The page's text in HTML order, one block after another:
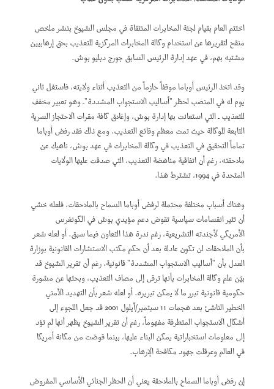
اختتم العام بقيام لجنة المخابرات المنتقاة في مجلس الشيوخ بنشر ملخص
منقح لتقريرها عن استخدام وكالة المخابرات المركزية للتعذيب بحق إرهابيين
مشتبه بهم، في عهد إدارة الرئيس السابق جورج دبليو بوش.
وقد اتخذ الرئيس أوباما موقفاً حازماً من التعذيب أثناء ولايته، فاستغل ثاني
يوم له في المنصب لحظر "أساليب الاستجواب المشددة"ـ وهو تعبير مخفف
للتعذيب ـ التي استعانت بها إدارة بوش، وإغلاق كافة مقرات الاحتجاز السرية
التابعة للوكالة حيث تمت معظم وقائع التعذيب. ومع ذلك فقد رفض أوباما
تماماً التحقيق في التعذيب في وكالة المخابرات في عهد بوش، ناهيك عن
ملاحقته، رغم أن اتفاقية مناهضة التعذيب، التي صدقت عليها الولايات
المتحدة في 1994، تشترط هذا.
وهناك أسباب مختلفة محتملة لرفض أوباما السماح بالملاحقات، فلعله خشي
أن تثير انقسامات سياسية تقوض دعم مؤيدي بوش في الكونغرس
الأمريكي لأجندته التشريعية، رغم ندرة هذا التعاون فيما سبق. أو لعله شعر
بأن الملاحقات لن تكون عادلة بعد أن حكم مكتب الاستشارات القانونية بوزارة
العدل بأن "أساليب الاستجواب المشددة" قانونية، رغم أن تقرير الشيوخ قد
بيّن علم وكالة المخابرات بأنها ترقى إلى مصاف التعذيب، وبحثها عن مشورة
حكومية قانونية تبرر ما لا يمكن تبريره. أو لعله شعر بأن التهديد الأمني
الخطير الناشئ بعد هجمات 11 سبتمبر/أيلول 2001 قد جعل اللجوء إلى
أشكال الاستجواب المتطرفة مفهوماً، رغم أن تقرير الشيوخ يظهر أنها لم تؤد
إلى معلومات استخباراتية يمكن البناء عليها، بينما قوضت من مكانة أمريكا
في العالم وعرقلت جهود مكافحة الإرهاب.
إن رفض أوباما السماح بالملاحقة يعني أن الحظر الجنائي الأساسي المفروض